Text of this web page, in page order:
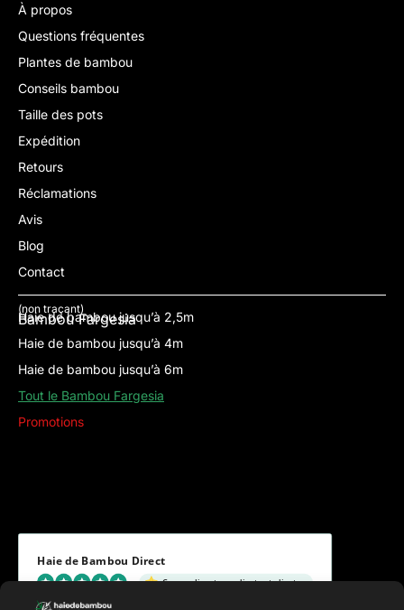
À propos
Questions fréquentes
Plantes de bambou
Conseils bambou
Taille des pots
Expédition
Retours
Réclamations
Avis
Blog
Contact
Bambou Fargesia
(non traçant)
Haie de bambou jusqu’à 2,5m
Haie de bambou jusqu’à 4m
Haie de bambou jusqu’à 6m
Tout le Bambou Fargesia
Promotions
Haie de Bambou Direct
Ce que disent nos clients et clientes
5.00 évaluation(8 avis)